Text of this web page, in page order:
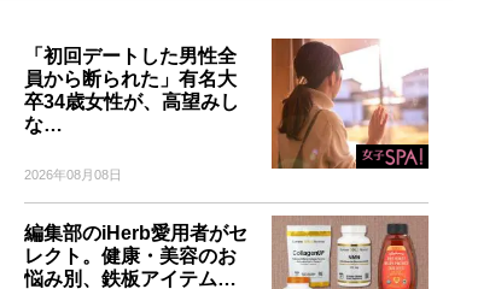
「初回デートした男性全
員から断られた」有名大
卒34歳女性が、高望みし
な…
2026年08月08日
編集部のiHerb愛用者がセ
レクト。健康・美容のお
悩み別、鉄板アイテム…